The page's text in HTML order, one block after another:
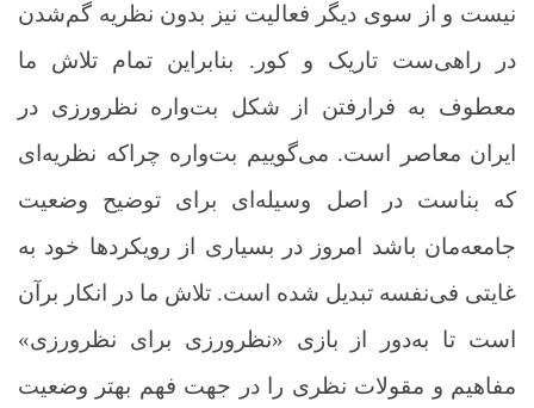
نیست و از سوی دیگر فعالیت نیز بدون نظریه گم‌شدن
در راهی‌ست تاریک و کور. بنابراین تمام تلاش ما
معطوف به فرارفتن از شکل بت‌واره نظرورزی در
ایران معاصر است. می‌گوییم بت‌واره چراکه نظریه‌ای
که بناست در اصل وسیله‌ای برای توضیح وضعیت
جامعه‌مان باشد امروز در بسیاری از رویکردها خود به
غایتی فی‌نفسه تبدیل شده است. تلاش ما در انکار برآن
است تا به‌دور از بازی «نظرورزی برای نظرورزی»
مفاهیم و مقولات نظری را در جهت فهم بهتر وضعیت